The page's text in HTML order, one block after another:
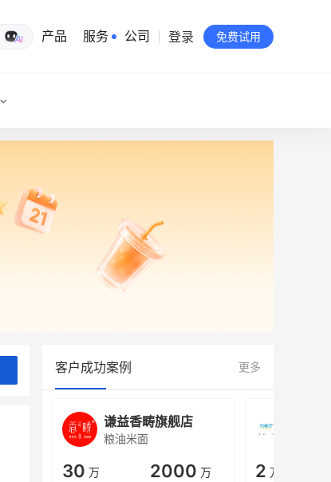
生意专家
产品 服务 公司
有赞公益
站点地图
登录 免费试用
客户成功案例 更多
谦益香畴旗舰店
粮油米面
30 万
2000 万
2 万人